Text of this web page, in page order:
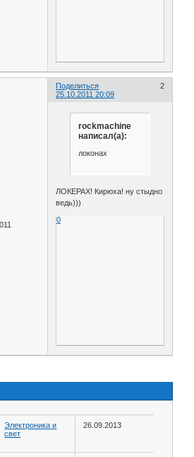
Поделиться
2
25.10.2011 20:09
rockmachine
написал(а):
локонах
ЛОКЕРАХ! Кирюха! ну стыдно
ведь)))
0
Электроника и
свет
26.09.2013